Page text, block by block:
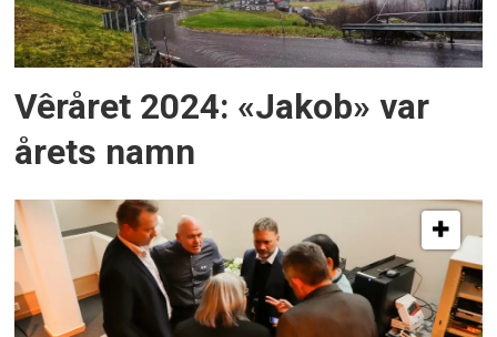
Vêråret 2024: «Jakob» var
årets namn